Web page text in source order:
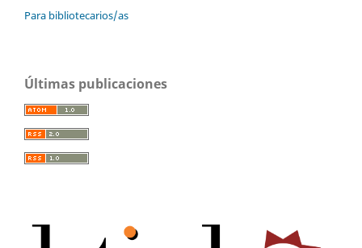
Para bibliotecarios/as
Últimas publicaciones